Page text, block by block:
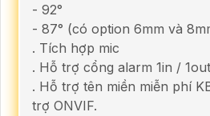
- 92°
- 87° (có option 6mm và
. Tích hợp mic
. Hỗ trợ cổng alarm 1in /
. Hỗ trợ tên miền miễn phí
trợ ONVIF.